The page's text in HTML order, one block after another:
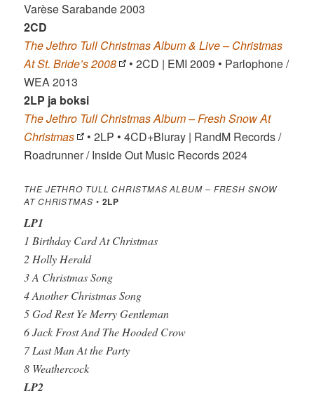
Varèse Sarabande 2003
2CD
The Jethro Tull Christmas Album & Live – Christmas
At St. Bride’s 2008
• 2CD | EMI 2009 • Parlophone /
WEA 2013
2LP ja boksi
The Jethro Tull Christmas Album – Fresh Snow At
Christmas
• 2LP • 4CD+Bluray | RandM Records /
Roadrunner / Inside Out Music Records 2024
THE JETHRO TULL CHRISTMAS ALBUM – FRESH SNOW
AT CHRISTMAS • 2LP
LP1
1 Birthday Card At Christmas
2 Holly Herald
3 A Christmas Song
4 Another Christmas Song
5 God Rest Ye Merry Gentleman
6 Jack Frost And The Hooded Crow
7 Last Man At the Party
8 Weathercock
LP2